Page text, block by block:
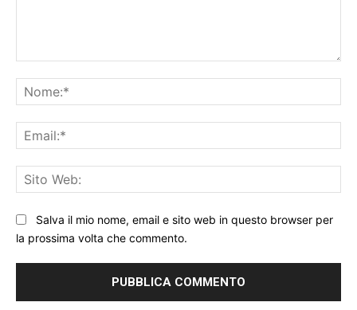
Salva il mio nome, email e sito web in questo browser per
la prossima volta che commento.